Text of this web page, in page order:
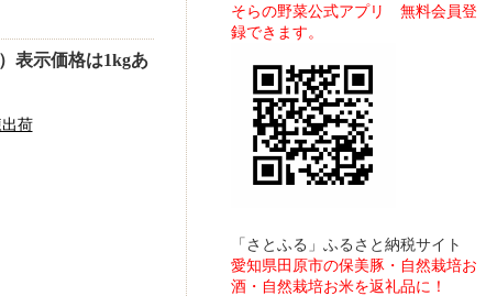
表示価格は1kgあ
荷
そらの野菜公式アプリ 無料会員登
録できます。
「さとふる」ふるさと納税サイト
愛知県田原市の保美豚・自然栽培お
酒・自然栽培お米を返礼品に！